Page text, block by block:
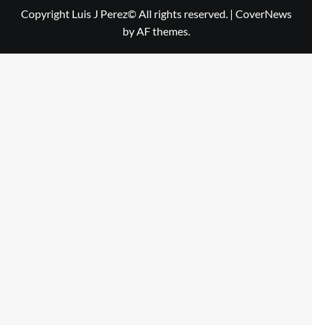
Copyright Luis J Perez© All rights reserved. | CoverNews
by AF themes.